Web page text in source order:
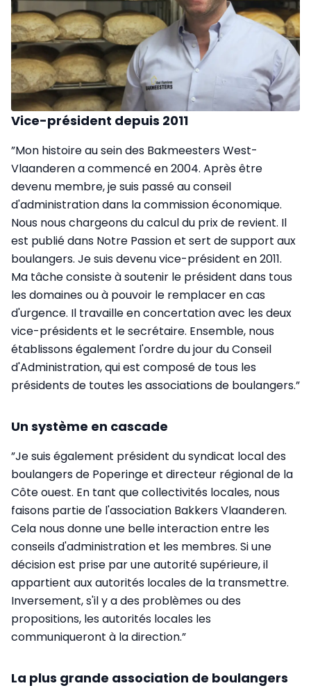
Vice-président depuis 2011
”Mon histoire au sein des Bakmeesters West-
Vlaanderen a commencé en 2004. Après être
devenu membre, je suis passé au conseil
d'administration dans la commission économique.
Nous nous chargeons du calcul du prix de revient. Il
est publié dans Notre Passion et sert de support aux
boulangers. Je suis devenu vice-président en 2011.
Ma tâche consiste à soutenir le président dans tous
les domaines ou à pouvoir le remplacer en cas
d'urgence. Il travaille en concertation avec les deux
vice-présidents et le secrétaire. Ensemble, nous
établissons également l'ordre du jour du Conseil
d'Administration, qui est composé de tous les
présidents de toutes les associations de boulangers.”
Un système en cascade
”Je suis également président du syndicat local des
boulangers de Poperinge et directeur régional de la
Côte ouest. En tant que collectivités locales, nous
faisons partie de l'association Bakkers Vlaanderen.
Cela nous donne une belle interaction entre les
conseils d'administration et les membres. Si une
décision est prise par une autorité supérieure, il
appartient aux autorités locales de la transmettre.
Inversement, s'il y a des pro­blèmes ou des
propositions, les autorités locales les
communiqueront à la direction.”
La plus grande association de boulangers